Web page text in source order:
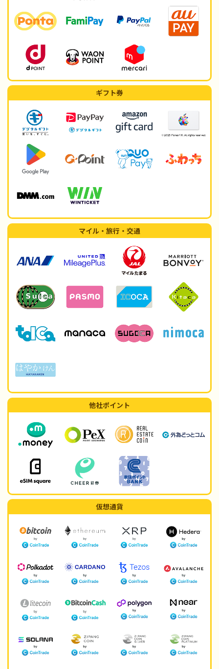
ギフト券
マイル・旅行・交通
他社ポイント
仮想通貨